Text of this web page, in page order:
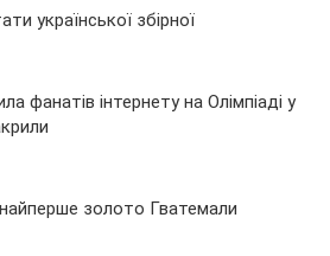
української збірної
фанатів інтернету на Олімпіаді у
золото Гватемали